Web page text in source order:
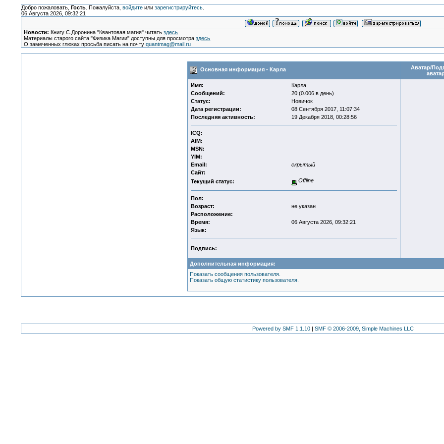
Добро пожаловать, Гость. Пожалуйста, войдитеили зарегистрируйтесь.
06 Августа 2026, 09:32:21
Новости: Книгу С.Доронина "Квантовая магия" читатьздесь
Материалы старого сайта "Физика Магии" доступны для просмотраздесь
О замеченных глюках просьба писать на почтуquantmag@mail.ru
Основная информация - Карла
Аватар/
Имя:
Карла
Сообщений:
20 (0.006 в день)
Статус:
Новичок
Дата регистрации:
08 Сентября 2017, 11:07:34
Последняя активность:
19 Декабря 2018, 00:28:56
ICQ:
AIM:
MSN:
YIM:
Email:
скрытый
Сайт:
Текущий статус:
Offline
Пол:
Возраст:
не указан
Расположение:
Время:
06 Августа 2026, 09:32:21
Язык:
Подпись:
Дополнительная информация:
Показать сообщения пользователя.
Показать общую статистику пользователя.
Powered by SMF 1.1.10 | SMF © 2006-2009, Simple Machines LLC